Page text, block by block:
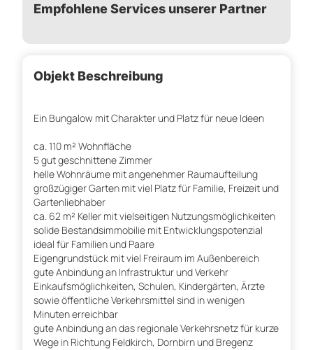
Empfohlene Services unserer Partner
Objekt Beschreibung
Ein Bungalow mit Charakter und Platz für neue Ideen
ca. 110 m² Wohnfläche
5 gut geschnittene Zimmer
helle Wohnräume mit angenehmer Raumaufteilung
großzügiger Garten mit viel Platz für Familie, Freizeit und
Gartenliebhaber
ca. 62 m² Keller mit vielseitigen Nutzungsmöglichkeiten
solide Bestandsimmobilie mit Entwicklungspotenzial
ideal für Familien und Paare
Eigengrundstück mit viel Freiraum im Außenbereich
gute Anbindung an Infrastruktur und Verkehr
Einkaufsmöglichkeiten, Schulen, Kindergärten, Ärzte
sowie öffentliche Verkehrsmittel sind in wenigen
Minuten erreichbar
gute Anbindung an das regionale Verkehrsnetz für kurze
Wege in Richtung Feldkirch, Dornbirn und Bregenz